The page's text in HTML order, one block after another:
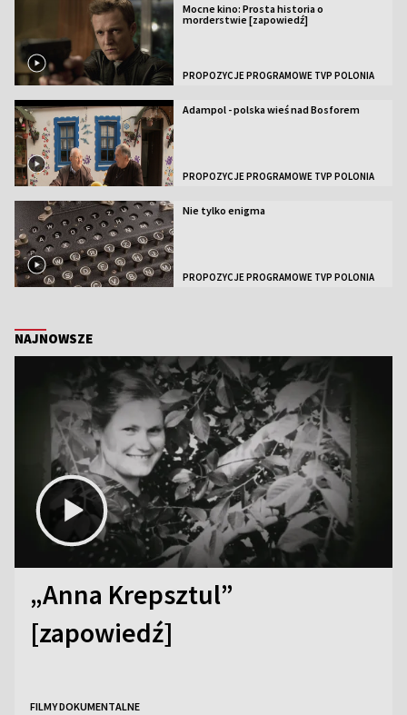
Mocne kino: Prosta historia o
morderstwie [zapowiedź]
PROPOZYCJE PROGRAMOWE TVP POLONIA
Adampol - polska wieś nad Bosforem
PROPOZYCJE PROGRAMOWE TVP POLONIA
Nie tylko enigma
PROPOZYCJE PROGRAMOWE TVP POLONIA
NAJNOWSZE
„Anna Krepsztul”
[zapowiedź]
FILMY DOKUMENTALNE